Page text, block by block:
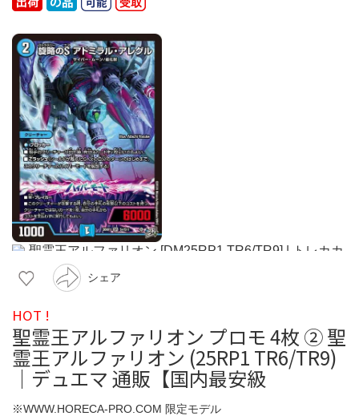
シェア
HOT !
聖霊王アルファリオン プロモ 4枚 ② 聖
霊王アルファリオン (25RP1 TR6/TR9)
｜デュエマ 通販【国内最安級
※WWW.HORECA-PRO.COM 限定モデル